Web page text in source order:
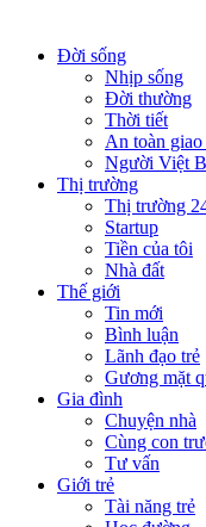
Đời sống
Nhịp sống
Đời thường
Thời tiết
An toàn
Người Việt
Thị trường
Thị trường
Startup
Tiền của tôi
Nhà đất
Thế giới
Tin mới
Bình luận
Lãnh đạo trẻ
Gương mặt
Gia đình
Chuyện nhà
Cùng con
Tư vấn
Giới trẻ
Tài năng trẻ